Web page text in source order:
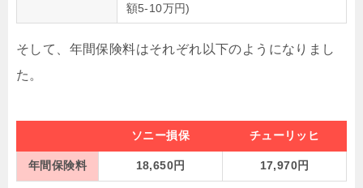
額5-10万円)
そして、年間保険料はそれぞれ以下のようになりまし
た。
ソニー損保 チューリッヒ
年間保険料 18,650円 17,970円